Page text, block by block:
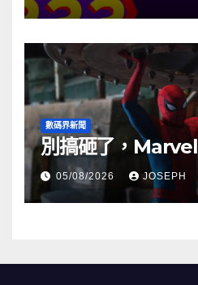
數碼界新聞
別搞砸了，Marvel
05/08/2026 JOSEPH